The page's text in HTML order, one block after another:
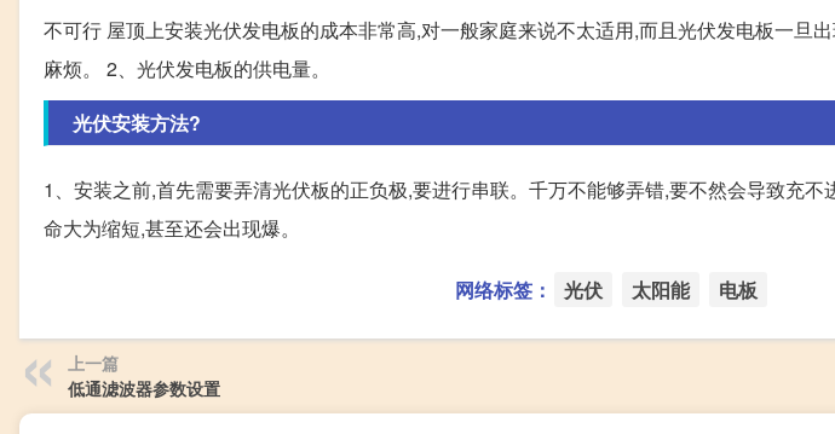
不可行 屋顶上安装光伏发电板的成本非常高,对一般家庭来说不太适用,而且光伏发电板一旦
麻烦。 2、光伏发电板的供电量。
光伏安装方法?
1、安装之前,首先需要弄清光伏板的正负极,要进行串联。千万不能够弄错,要不然会导致充
命大为缩短,甚至还会出现爆。
网络标签： 光伏 太阳能 电板
上一篇
低通滤波器参数设置